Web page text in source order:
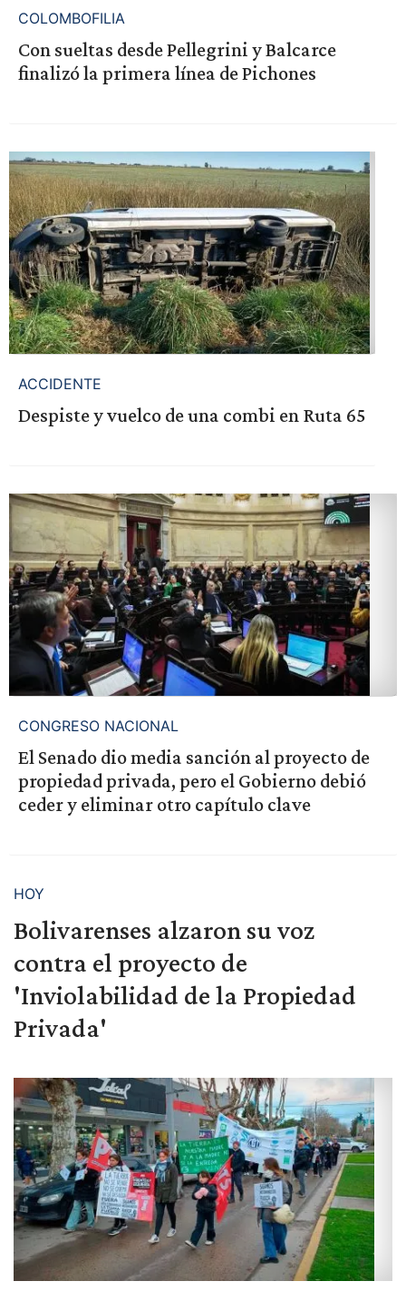
COLOMBOFILIA
Con sueltas desde Pellegrini y Balcarce
finalizó la primera línea de Pichones
ACCIDENTE
Despiste y vuelco de una combi en Ruta 65
CONGRESO NACIONAL
El Senado dio media sanción al proyecto de
propiedad privada, pero el Gobierno debió
ceder y eliminar otro capítulo clave
HOY
Bolivarenses alzaron su voz
contra el proyecto de
'Inviolabilidad de la Propiedad
Privada'